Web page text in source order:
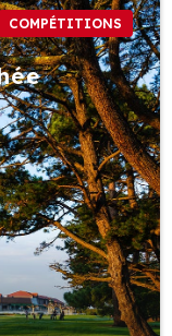
COMPÉTITIONS